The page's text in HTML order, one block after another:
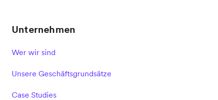
Unternehmen
Wer wir sind
Unsere Geschäftsgrundsätze
Case Studies